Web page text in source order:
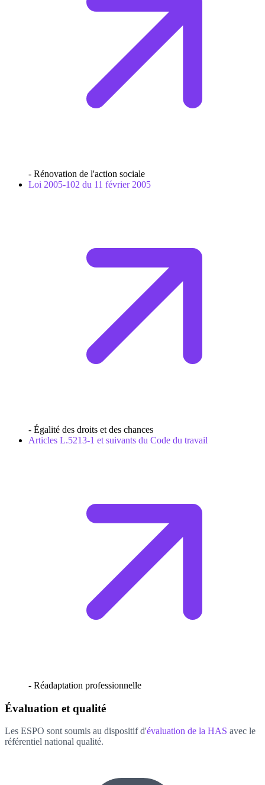
- Rénovation de l'action sociale
Loi 2005-102 du 11 février 2005
- Égalité des droits et des chances
Articles L.5213-1 et suivants du Code du travail
- Réadaptation professionnelle
Évaluation et qualité
Les ESPO sont soumis au dispositif d'évaluation de la HAS avec le
référentiel national qualité.